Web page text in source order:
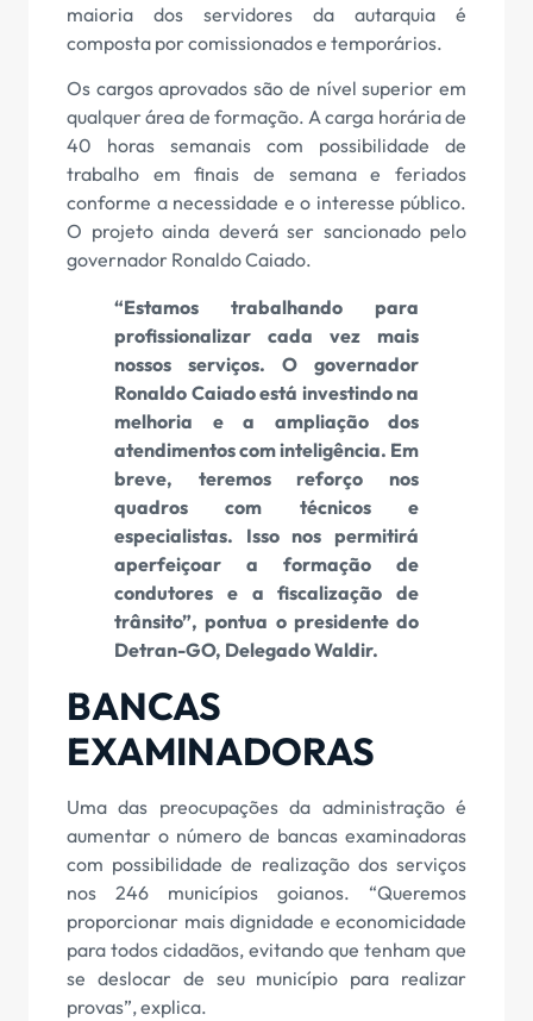
maioria dos servidores da autarquia é
composta por comissionados e temporários.
Os cargos aprovados são de nível superior em
qualquer área de formação. A carga horária de
40 horas semanais com possibilidade de
trabalho em finais de semana e feriados
conforme a necessidade e o interesse público.
O projeto ainda deverá ser sancionado pelo
governador Ronaldo Caiado.
“Estamos trabalhando para
profissionalizar cada vez mais
nossos serviços. O governador
Ronaldo Caiado está investindo na
melhoria e a ampliação dos
atendimentos com inteligência. Em
breve, teremos reforço nos
quadros com técnicos e
especialistas. Isso nos permitirá
aperfeiçoar a formação de
condutores e a fiscalização de
trânsito”, pontua o presidente do
Detran-GO, Delegado Waldir.
BANCAS
EXAMINADORAS
Uma das preocupações da administração é
aumentar o número de bancas examinadoras
com possibilidade de realização dos serviços
nos 246 municípios goianos. “Queremos
proporcionar mais dignidade e economicidade
para todos cidadãos, evitando que tenham que
se deslocar de seu município para realizar
provas”, explica.